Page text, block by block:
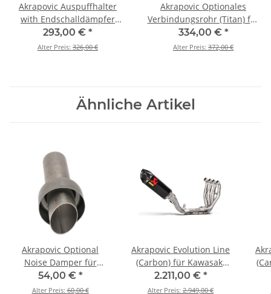
Akrapovic Auspuffhalter
with Endschalldämpfer
clamp (Carbon) für Kawasaki
Ninja ZX-10R - BJ. 2016 >
293,00 € *
Alter Preis: 326,00 €
Akrapovic Optionales
Verbindungsrohr (Titan) für
Kawasaki Ninja ZX-10R - BJ.
2016 > 2020 (L-K10SO7T)
334,00 € *
Alter Preis: 372,00 €
Ähnliche Artikel
Akrapovic Optional
Noise Damper für
Kawasaki Ninja ZX-10R -
BJ. 2016 > 2020 (V-
54,00 € *
Alter Preis:60,00 €
Akrapovic Evolution Line
(Carbon) für Kawasaki
Ninja ZX-10R - BJ. 2016 >
2020 (S-K10E9-ZC)
2.211,00 € *
Alter Preis: 2.949,00 €